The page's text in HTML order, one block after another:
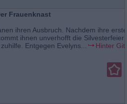
Frauenknast
ihren Ausbruch. Nachdem ihre
ihnen unverhofft die Silvesterfeier
Entgegen Evelyns...
Hinter